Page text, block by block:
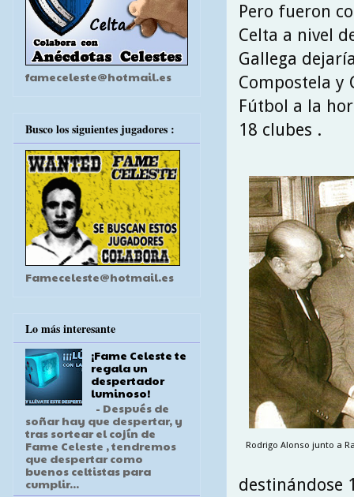
Pero fueron
Celta a nivel
Gallega
Compostela y
Fútbol a la
18 clubes .
Rodrigo Alonso junto a
destinándose
fameceleste@hotmail.es
Busco los siguientes jugadores :
Fameceleste@hotmail.es
Lo más interesante
¡Fame Celeste te
regala un
despertador
luminoso!
- Después de
soñar hay que despertar, y
tras sortear el cojín de
Fame Celeste , tendremos
que despertar como
buenos celtistas para
cumplir...